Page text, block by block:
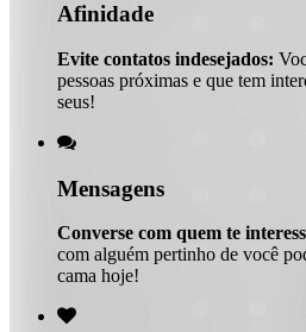
Afinidade
Evite contatos indesejados:
pessoas próximas e que tem
seus!

Mensagens
Converse com quem te
com alguém pertinho de você
cama hoje!
